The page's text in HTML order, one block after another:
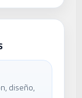
diseño,